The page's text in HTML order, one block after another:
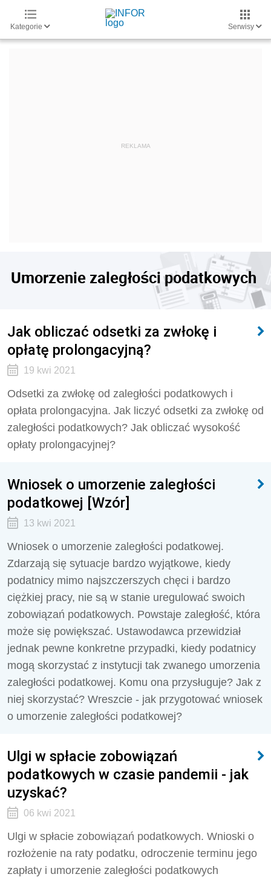
Kategorie Serwisy
Umorzenie zaległości podatkowych
Jak obliczać odsetki za zwłokę i
opłatę prolongacyjną?
19 kwi 2021
Odsetki za zwłokę od zaległości podatkowych i
opłata prolongacyjna. Jak liczyć odsetki za zwłokę od
zaległości podatkowych? Jak obliczać wysokość
opłaty prolongacyjnej?
Wniosek o umorzenie zaległości
podatkowej [Wzór]
13 kwi 2021
Wniosek o umorzenie zaległości podatkowej.
Zdarzają się sytuacje bardzo wyjątkowe, kiedy
podatnicy mimo najszczerszych chęci i bardzo
ciężkiej pracy, nie są w stanie uregulować swoich
zobowiązań podatkowych. Powstaje zaległość, która
może się powiększać. Ustawodawca przewidział
jednak pewne konkretne przypadki, kiedy podatnicy
mogą skorzystać z instytucji tak zwanego umorzenia
zaległości podatkowej. Komu ona przysługuje? Jak z
niej skorzystać? Wreszcie - jak przygotować wniosek
o umorzenie zaległości podatkowej?
Ulgi w spłacie zobowiązań
podatkowych w czasie pandemii - jak
uzyskać?
06 kwi 2021
Ulgi w spłacie zobowiązań podatkowych. Wnioski o
rozłożenie na raty podatku, odroczenie terminu jego
zapłaty i umorzenie zaległości podatkowych